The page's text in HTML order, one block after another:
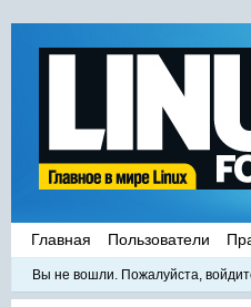
Главная Пользователи
Вы не вошли. Пожалуйста,